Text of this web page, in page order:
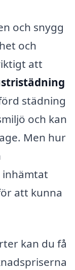
och snygg
och
att
städning
och kan
Men hur
att kunna
kan du få